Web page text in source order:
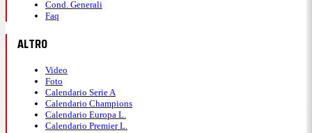
Cond. Generali
Faq
ALTRO
Video
Foto
Calendario Serie A
Calendario Champions
Calendario Europa L.
Calendario Premier L.